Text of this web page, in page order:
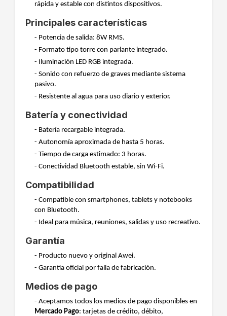
rápida y estable con distintos dispositivos.
Principales características
- Potencia de salida: 8W RMS.
- Formato tipo torre con parlante integrado.
- Iluminación LED RGB integrada.
- Sonido con refuerzo de graves mediante sistema
pasivo.
- Resistente al agua para uso diario y exterior.
Batería y conectividad
- Batería recargable integrada.
- Autonomía aproximada de hasta 5 horas.
- Tiempo de carga estimado: 3 horas.
- Conectividad Bluetooth estable, sin Wi-Fi.
Compatibilidad
- Compatible con smartphones, tablets y notebooks
con Bluetooth.
- Ideal para música, reuniones, salidas y uso recreativo.
Garantía
- Producto nuevo y original Awei.
- Garantía oficial por falla de fabricación.
Medios de pago
- Aceptamos todos los medios de pago disponibles en
Mercado Pago: tarjetas de crédito, débito,